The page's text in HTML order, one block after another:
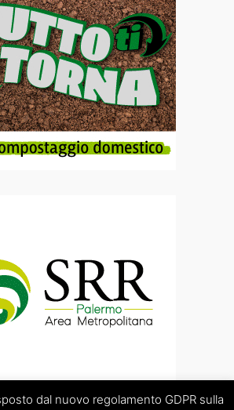
dal nuovo regolamento GDPR sulla